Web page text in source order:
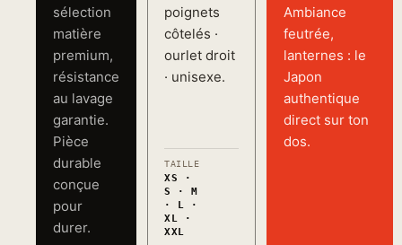
sélection
matière
premium,
résistance
au lavage
garantie.
Pièce
durable
conçue
pour
durer.
poignets
côtelés ·
ourlet droit
· unisexe.
TAILLE
XS ·
S · M
· L ·
XL ·
XXL
Ambiance
feutrée,
lanternes : le
Japon
authentique
direct sur ton
dos.